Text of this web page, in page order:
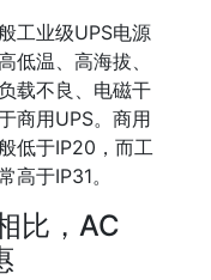
工业级UPS电源
低温、高海拔、
载不良、电磁干
商用UPS。商用
低于IP20，而工
高于IP31。
比，AC